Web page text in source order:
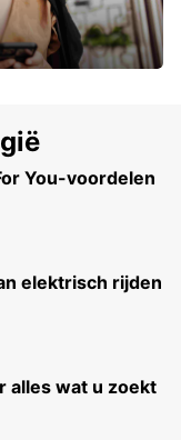
You-voordelen
elektrisch rijden
alles wat u zoekt